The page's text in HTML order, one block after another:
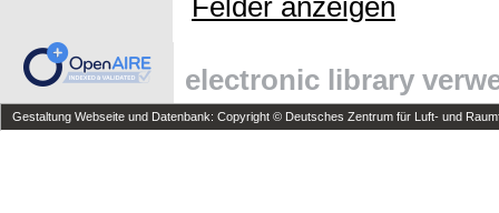
Felder anzeigen
electronic library
Gestaltung Webseite und Datenbank: Copyright © Deutsches Zentrum für Luft- und